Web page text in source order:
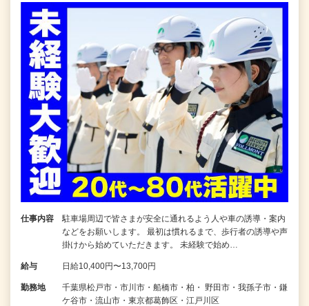
仕事内容
駐車場周辺で皆さまが安全に通れるよう人や車の誘導・案内
などをお願いします。 最初は慣れるまで、歩行者の誘導や声
掛けから始めていただきます。 未経験で始め…
給与 日給10,400円〜13,700円
勤務地
千葉県松戸市・市川市・船橋市・柏・ 野田市・我孫子市・鎌
ケ谷市・流山市・東京都葛飾区・江戸川区